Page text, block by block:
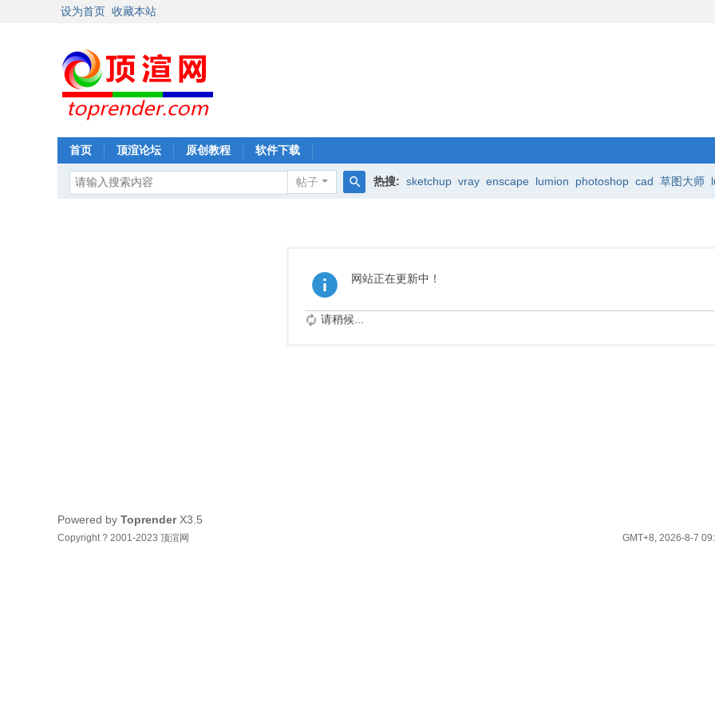
设为首页 收藏本站
首页 顶渲论坛 原创教程 软件下载
帖子 热搜: sketchup vray enscape lumion photoshop cad 草图大师
网站正在更新中！
请稍候...
GMT+8, 2026-8-7
Powered by Toprender X3.5
Copyright ? 2001-2023 顶渲网